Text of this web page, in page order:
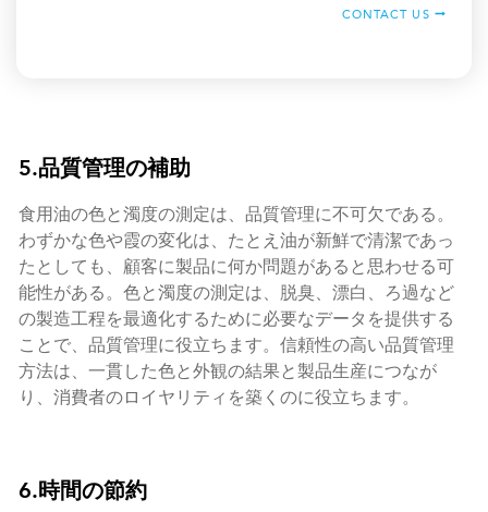
CONTACT US
5.品質管理の補助
食用油の色と濁度の測定は、品質管理に不可欠である。
わずかな色や霞の変化は、たとえ油が新鮮で清潔であっ
たとしても、顧客に製品に何か問題があると思わせる可
能性がある。色と濁度の測定は、脱臭、漂白、ろ過など
の製造工程を最適化するために必要なデータを提供する
ことで、品質管理に役立ちます。信頼性の高い品質管理
方法は、一貫した色と外観の結果と製品生産につなが
り、消費者のロイヤリティを築くのに役立ちます。
6.時間の節約